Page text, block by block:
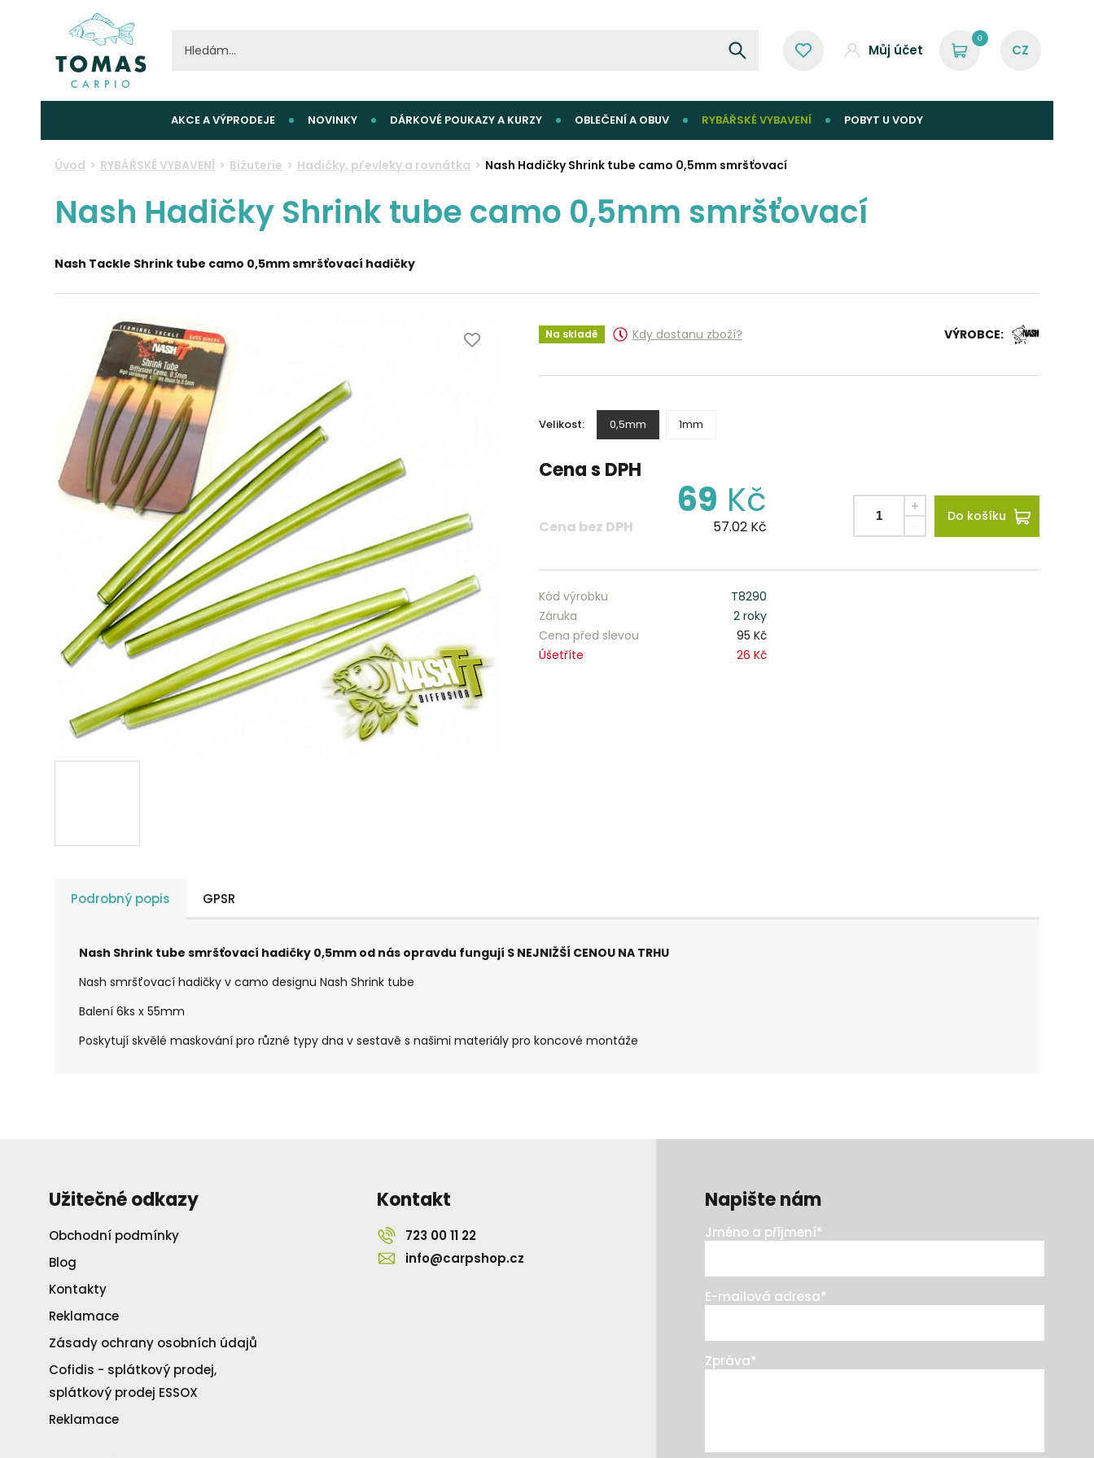
Můj účet
0
AKCE A VÝPRODEJE NOVINKY DÁRKOVÉ POUKAZY A KURZY OBLEČENÍ A OBUV RYBÁŘSKÉ VYBAVENÍ POBYT U VODY
Úvod RYBÁŘSKÉ VYBAVENÍ Bižuterie Hadičky, převleky a rovnátka Nash Hadičky Shrink tube camo 0,5mm smršťovací
Nash Hadičky Shrink tube camo 0,5mm smršťovací
Nash Tackle Shrink tube camo 0,5mm smršťovací hadičky
Na skladě Kdy dostanu zboží? VÝROBCE:
Velikost: 0,5mm 1mm
Cena s DPH
69 Kč
Cena bez DPH 57.02Kč
Do košíku
Kód výrobku
T8290
Záruka
2 roky
Cena před slevou
95 Kč
Úšetříte
26 Kč
Podrobný popis GPSR
Nash Shrink tube smršťovací hadičky 0,5mm od nás opravdu fungují S NEJNIŽŠÍ CENOU NA TRHU
Nash smršťovací hadičky v camo designu Nash Shrink tube
Balení 6ks x 55mm
Poskytují skvělé maskování pro různé typy dna v sestavě s našimi materiály pro koncové montáže
Užitečné odkazy
Obchodní podmínky
Blog
Kontakty
Reklamace
Zásady ochrany osobních údajů
Cofidis - splátkový prodej,
splátkový prodej ESSOX
Reklamace
Kontakt
723 00 11 22
info@carpshop.cz
Napište nám
Jméno a příjmení*
E-mailová adresa*
Zpráva*